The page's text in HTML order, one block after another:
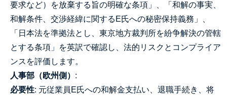
要求など）を放棄する旨の明確な条項」、「和解の事実、
和解条件、交渉経緯に関するE氏への秘密保持義務」、
「日本法を準拠法とし、東京地方裁判所を紛争解決の管轄
とする条項」を英訳で確認し、法的リスクとコンプライア
ンスを評価します。
人事部（欧州側） :
必要性: 元従業員E氏への和解金支払い、退職手続き、将